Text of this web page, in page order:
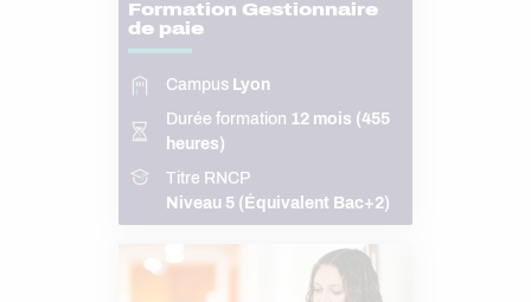
Formation Gestionnaire
de paie
Campus Lyon
Durée formation 12 mois (455
heures)
Titre RNCP
Niveau 5 (Équivalent Bac+2)